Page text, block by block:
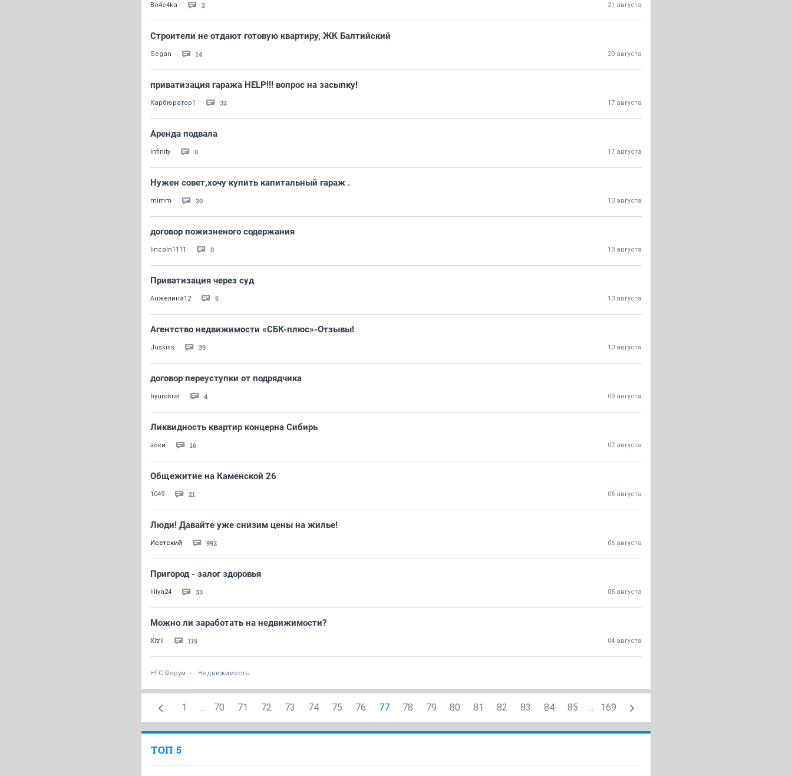
Bo4e4ka 2 21 августа
Строители не отдают готовую квартиру, ЖК Балтийский
Segan 14 20 августа
приватизация гаража HELP!!! вопрос на засыпку!
Карбюратор1 32 17 августа
Аренда подвала
Infinity 0 17 августа
Нужен совет,хочу купить капитальный гараж .
mimm 20 13 августа
договор пожизненого содержания
lincoln1111 0 13 августа
Приватизация через суд
Анжелина12 5 13 августа
Агентство недвижимости «СБК-плюс»-Отзывы!
Juskiss 39 10 августа
договор переуступки от подрядчика
byurokrat 4 09 августа
Ликвидность квартир концерна Сибирь
зоки 16 07 августа
Общежитие на Каменской 26
1049 21 06 августа
Люди! Давайте уже снизим цены на жилье!
Исетский 992 06 августа
Пригород - залог здоровья
liliya24 33 05 августа
Можно ли заработать на недвижимости?
Xitril 115 04 августа
НГС.Форум Недвижимость
1 ... 70 71 72 73 74 75 76 77 78 79 80 81 82 83 84 85 ... 169
ТОП 5